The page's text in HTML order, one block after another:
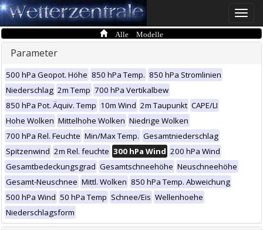
Toggle
Alle Modelle
Parameter
500 hPa Geopot. Höhe 850 hPa Temp. 850 hPa Stromlinien
Niederschlag 2m Temp 700 hPa Vertikalbew
850 hPa Pot. Äquiv. Temp 10m Wind 2m Taupunkt CAPE/LI
Hohe Wolken Mittelhohe Wolken Niedrige Wolken
700 hPa Rel. Feuchte Min/Max Temp. Gesamtniederschlag
Spitzenwind 2m Rel. feuchte 300 hPa Wind 200 hPa Wind
Gesamtbedeckungsgrad Gesamtschneehöhe Neuschneehöhe
Gesamt-Neuschnee Mittl. Wolken 850 hPa Temp. Abweichung
500 hPa Wind 50 hPa Temp Schnee/Eis Wellenhoehe
Niederschlagsform